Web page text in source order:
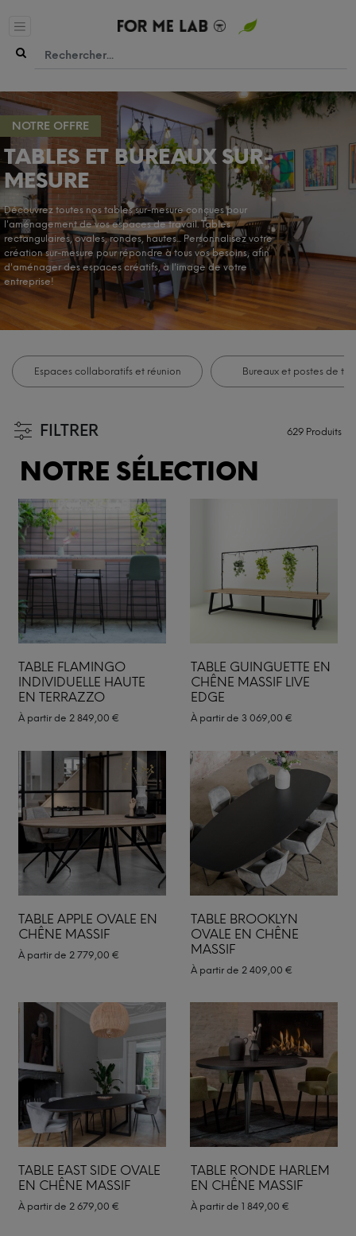
NOTRE OFFRE
TABLES ET BUREAUX SUR-
MESURE
Découvrez toutes nos tables sur-mesure conçues pour
l'aménagement de vos espaces de travail. Tables
rectangulaires, ovales, rondes, hautes... Personnalisez votre
création sur-mesure pour répondre à tous vos besoins, afin
d'aménager des espaces créatifs, à l'image de votre
entreprise!
Espaces collaboratifs et réunion Bureaux et postes de
FILTRER 629 Produits
NOTRE SÉLECTION
TABLE FLAMINGO
INDIVIDUELLE HAUTE
EN TERRAZZO
À partir de 2 849,00 €
TABLE GUINGUETTE EN
CHÊNE MASSIF LIVE
EDGE
À partir de 3 069,00 €
TABLE APPLE OVALE EN
CHÊNE MASSIF
À partir de 2 779,00 €
TABLE BROOKLYN
OVALE EN CHÊNE
MASSIF
À partir de 2 409,00 €
TABLE EAST SIDE OVALE
EN CHÊNE MASSIF
À partir de 2 679,00 €
TABLE RONDE HARLEM
EN CHÊNE MASSIF
À partir de 1 849,00 €